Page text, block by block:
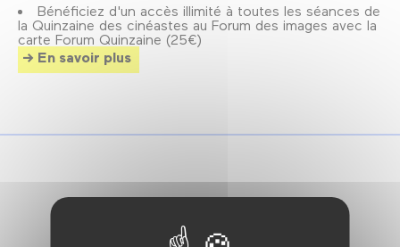
Bénéficiez d'un accès illimité à toutes les séances de
la Quinzaine des cinéastes au Forum des images avec la
carte Forum Quinzaine (25€)
En savoir plus